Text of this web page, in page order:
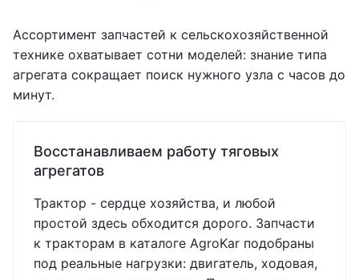
Ассортимент запчастей к сельскохозяйственной
технике охватывает сотни моделей: знание типа
агрегата сокращает поиск нужного узла с часов до
минут.
Восстанавливаем работу тяговых
агрегатов
Трактор - сердце хозяйства, и любой
простой здесь обходится дорого. Запчасти
к тракторам в каталоге AgroKar подобраны
под реальные нагрузки: двигатель, ходовая,